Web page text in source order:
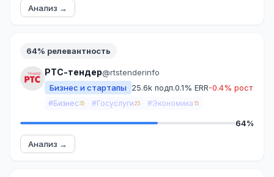
Анализ →
64% релевантность
РТС-тендер@rtstenderinfo
Бизнес и стартапы
25.6k подп.0.1% ERR-0.4% рост
#Бизнес 35 #Госуслуги 25 #Экономика 15
64%
Анализ →